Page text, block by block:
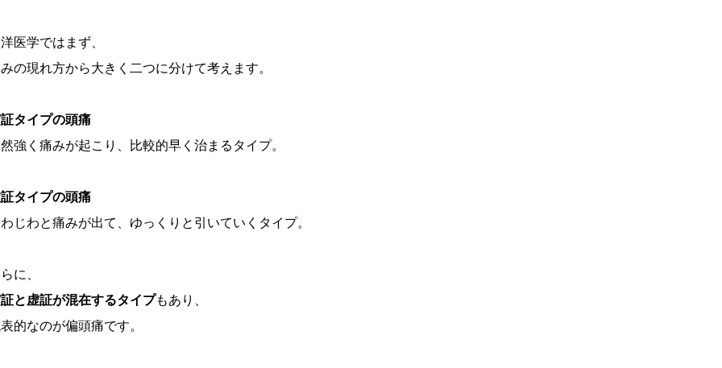
医学ではまず、
の現れ方から大きく二つに分けて考えます。
タイプの頭痛
強く痛みが起こり、比較的早く治まるタイプ。
タイプの頭痛
じわと痛みが出て、ゆっくりと引いていくタイプ。
に、
と虚証が混在するタイプもあり、
的なのが偏頭痛です。